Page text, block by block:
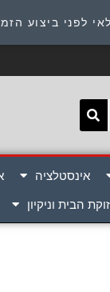
לפני ביצוע
אינסטלציה
הבית וניקיון